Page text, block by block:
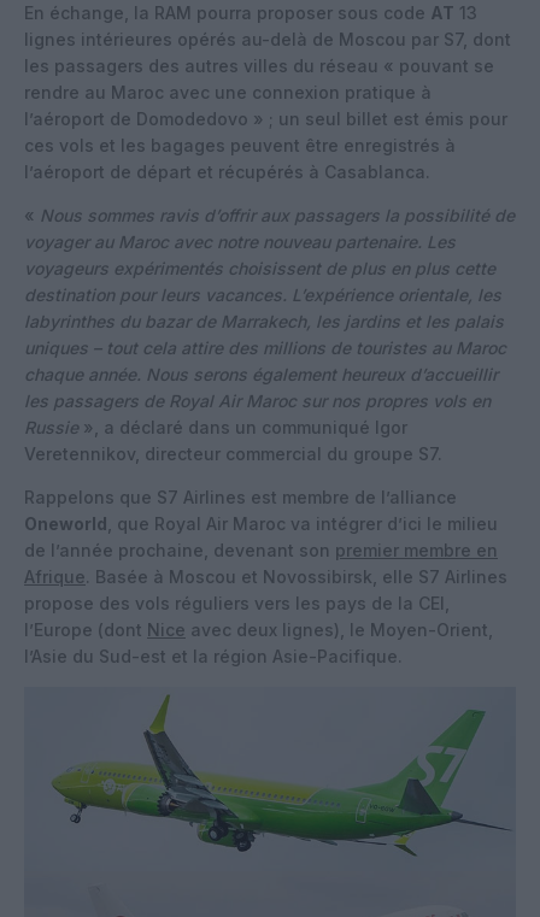
En échange, la RAM pourra proposer sous code AT 13
lignes intérieures opérés au-delà de Moscou par S7, dont
les passagers des autres villes du réseau « pouvant se
rendre au Maroc avec une connexion pratique à
l’aéroport de Domodedovo » ; un seul billet est émis pour
ces vols et les bagages peuvent être enregistrés à
l’aéroport de départ et récupérés à Casablanca.
« Nous sommes ravis d’offrir aux passagers la possibilité de
voyager au Maroc avec notre nouveau partenaire. Les
voyageurs expérimentés choisissent de plus en plus cette
destination pour leurs vacances. L’expérience orientale, les
labyrinthes du bazar de Marrakech, les jardins et les palais
uniques – tout cela attire des millions de touristes au Maroc
chaque année. Nous serons également heureux d’accueillir
les passagers de Royal Air Maroc sur nos propres vols en
Russie », a déclaré dans un communiqué Igor
Veretennikov, directeur commercial du groupe S7.
Rappelons que S7 Airlines est membre de l’alliance
Oneworld , que Royal Air Maroc va intégrer d’ici le milieu
de l’année prochaine, devenant son premier membre en
Afrique. Basée à Moscou et Novossibirsk, elle S7 Airlines
propose des vols réguliers vers les pays de la CEI,
l’Europe (dont Nice avec deux lignes), le Moyen-Orient,
l’Asie du Sud-est et la région Asie-Pacifique.